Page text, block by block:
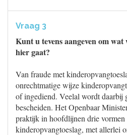
Vraag 3
Kunt u tevens aangeven om
hier gaat?
Van fraude met
onrechtmatige wijze
of ingediend. Veelal wordt daarbij
bescheiden. Het Openbaar
praktijk in hoofdlijnen drie vormen
kinderopvangtoeslag, met allerlei